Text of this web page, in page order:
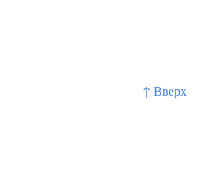
↑ Вверх